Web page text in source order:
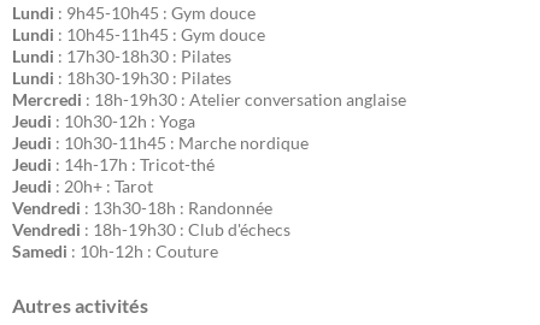
Lundi : 9h45-10h45 : Gym douce
Lundi : 10h45-11h45 : Gym douce
Lundi : 17h30-18h30 : Pilates
Lundi : 18h30-19h30 : Pilates
Mercredi : 18h-19h30 : Atelier conversation anglaise
Jeudi : 10h30-12h : Yoga
Jeudi : 10h30-11h45 : Marche nordique
Jeudi : 14h-17h : Tricot-thé
Jeudi : 20h+ : Tarot
Vendredi : 13h30-18h : Randonnée
Vendredi : 18h-19h30 : Club d'échecs
Samedi : 10h-12h : Couture
Autres activités